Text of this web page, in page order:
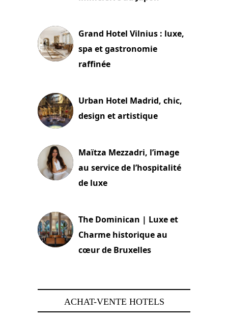
Grand Hotel Vilnius : luxe,
spa et gastronomie
raffinée
Urban Hotel Madrid, chic,
design et artistique
Maïtza Mezzadri, l’image
au service de l’hospitalité
de luxe
The Dominican | Luxe et
Charme historique au
cœur de Bruxelles
ACHAT-VENTE HOTELS